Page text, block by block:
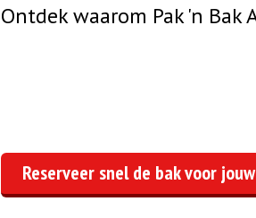
Ontdek waarom Pak 'n Bak
Reserveer snel de bak voor